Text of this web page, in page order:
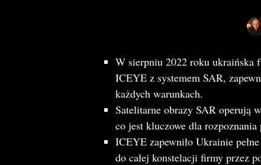
W sierpniu 2022 roku ukraińska
ICEYE z systemem SAR,
każdych warunkach.
Satelitarne obrazy SAR operują
co jest kluczowe dla
ICEYE zapewniło Ukrainie
do całej konstelacji firmy przez